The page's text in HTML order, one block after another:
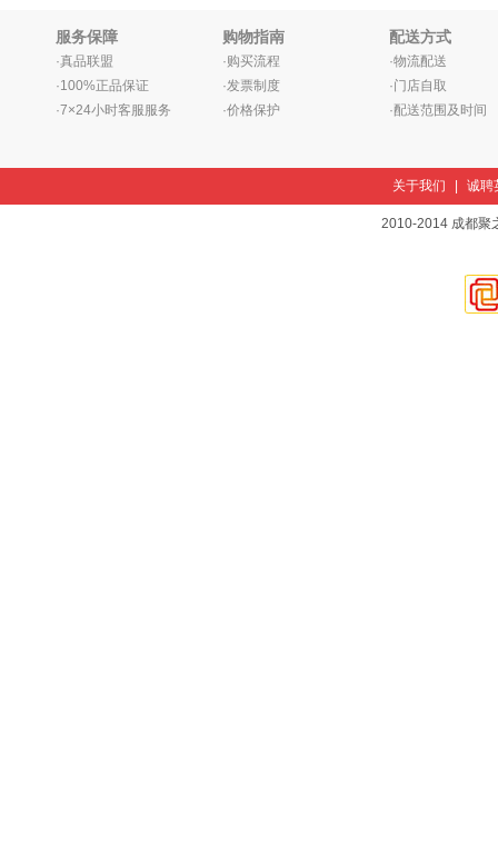
服务保障
·真品联盟
·100%正品保证
·7×24小时客服服务
购物指南
·购买流程
·发票制度
·价格保护
配送方式
·物流配送
·门店自取
·配送范围及时间
关于我们 诚聘
2010-2014 成都聚